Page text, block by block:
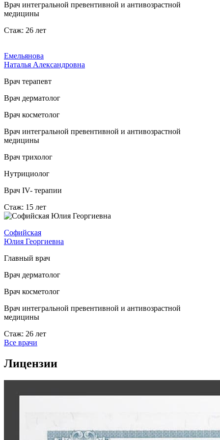
Врач интегральной превентивной и антивозрастной
медицины
Стаж: 26 лет
Емельянова
Наталья Александровна
Врач терапевт
Врач дерматолог
Врач косметолог
Врач интегральной превентивной и антивозрастной
медицины
Врач трихолог
Нутрициолог
Врач IV- терапии
Стаж: 15 лет
Софийская
Юлия Георгиевна
Главный врач
Врач дерматолог
Врач косметолог
Врач интегральной превентивной и антивозрастной
медицины
Стаж: 26 лет
Все врачи
Лицензии